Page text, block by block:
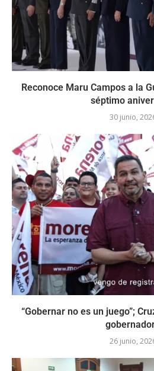
Reconoce Maru Campos a la
séptimo
30 junio,
“Gobernar no es un juego”;
26 junio,